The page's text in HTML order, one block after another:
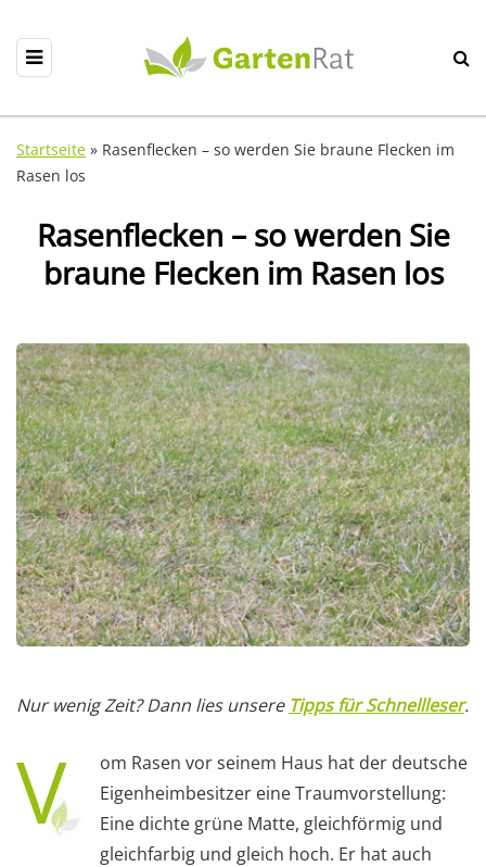
Startseite » Rasenflecken – so werden Sie braune Flecken im
Rasen los
Rasenflecken – so werden Sie
braune Flecken im Rasen los
Nur wenig Zeit? Dann lies unsere Tipps für Schnellleser.
V
om Rasen vor seinem Haus hat der deutsche
Eigenheimbesitzer eine Traumvorstellung:
Eine dichte grüne Matte, gleichförmig und
gleichfarbig und gleich hoch. Er hat auch